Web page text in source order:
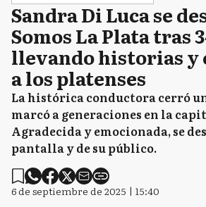
Sandra Di Luca se
Somos La Plata tras
llevando historias y
a los platenses
La histórica conductora cerró
marcó a generaciones en la
Agradecida y emocionada, se
pantalla y de su público.
6 de septiembre de 2025 | 15:40